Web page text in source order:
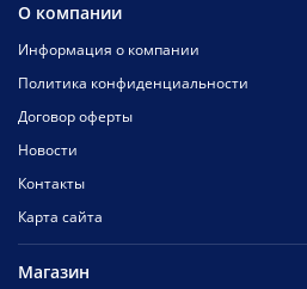
О компании
Информация о компании
Политика конфиденциальности
Договор оферты
Новости
Контакты
Карта сайта
Магазин